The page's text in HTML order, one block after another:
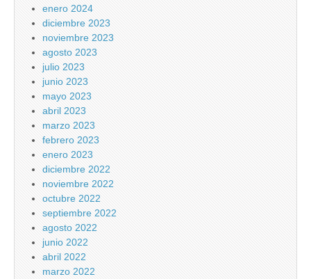
enero 2024
diciembre 2023
noviembre 2023
agosto 2023
julio 2023
junio 2023
mayo 2023
abril 2023
marzo 2023
febrero 2023
enero 2023
diciembre 2022
noviembre 2022
octubre 2022
septiembre 2022
agosto 2022
junio 2022
abril 2022
marzo 2022